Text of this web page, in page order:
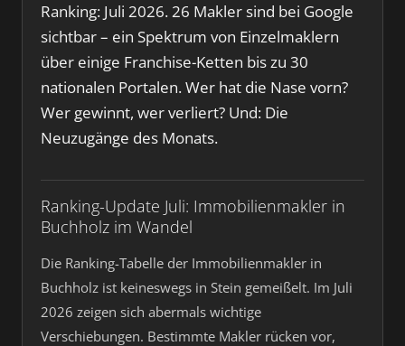
Ranking: Juli 2026. 26 Makler sind bei Google
sichtbar – ein Spektrum von Einzelmaklern
über einige Franchise-Ketten bis zu 30
nationalen Portalen. Wer hat die Nase vorn?
Wer gewinnt, wer verliert? Und: Die
Neuzugänge des Monats.
Ranking-Update Juli: Immobilienmakler in
Buchholz im Wandel
Die Ranking-Tabelle der Immobilienmakler in
Buchholz ist keineswegs in Stein gemeißelt. Im Juli
2026 zeigen sich abermals wichtige
Verschiebungen. Bestimmte Makler rücken vor,